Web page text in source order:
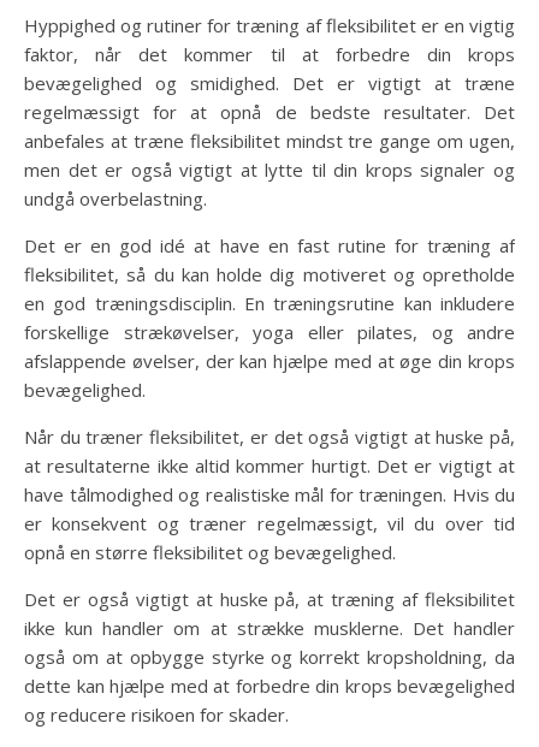
Hyppighed og rutiner for træning af fleksibilitet er en vigtig
faktor, når det kommer til at forbedre din krops
bevægelighed og smidighed. Det er vigtigt at træne
regelmæssigt for at opnå de bedste resultater. Det
anbefales at træne fleksibilitet mindst tre gange om ugen,
men det er også vigtigt at lytte til din krops signaler og
undgå overbelastning.
Det er en god idé at have en fast rutine for træning af
fleksibilitet, så du kan holde dig motiveret og opretholde
en god træningsdisciplin. En træningsrutine kan inkludere
forskellige strækøvelser, yoga eller pilates, og andre
afslappende øvelser, der kan hjælpe med at øge din krops
bevægelighed.
Når du træner fleksibilitet, er det også vigtigt at huske på,
at resultaterne ikke altid kommer hurtigt. Det er vigtigt at
have tålmodighed og realistiske mål for træningen. Hvis du
er konsekvent og træner regelmæssigt, vil du over tid
opnå en større fleksibilitet og bevægelighed.
Det er også vigtigt at huske på, at træning af fleksibilitet
ikke kun handler om at strække musklerne. Det handler
også om at opbygge styrke og korrekt kropsholdning, da
dette kan hjælpe med at forbedre din krops bevægelighed
og reducere risikoen for skader.